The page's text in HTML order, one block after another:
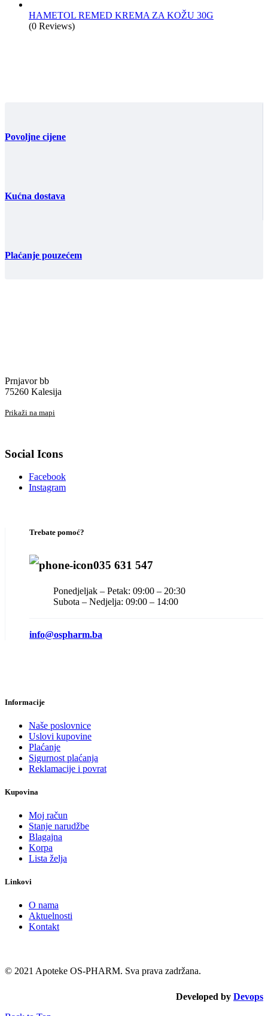
HAMETOL REMED KREMA ZA KOŽU 30G
(0 Reviews)
Povoljne cijene
Kućna dostava
Plaćanje pouzećem
Prnjavor bb
75260 Kalesija
Prikaži na mapi
Social Icons
Facebook
Instagram
Trebate pomoć?
035 631 547
Ponedjeljak – Petak: 09:00 – 20:30
Subota – Nedjelja: 09:00 – 14:00
info@ospharm.ba
Informacije
Naše poslovnice
Uslovi kupovine
Plaćanje
Sigurnost plaćanja
Reklamacije i povrat
Kupovina
Moj račun
Stanje narudžbe
Blagajna
Korpa
Lista želja
Linkovi
O nama
Aktuelnosti
Kontakt
© 2021 Apoteke OS-PHARM. Sva prava zadržana.
Developed by Devops